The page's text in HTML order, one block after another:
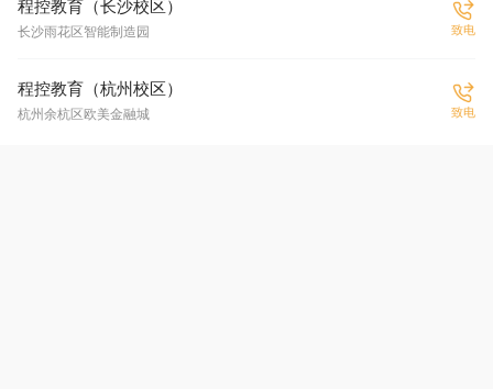
程控教育（长沙校区）
长沙雨花区智能制造园 致电
程控教育（杭州校区）
杭州余杭区欧美金融城 致电